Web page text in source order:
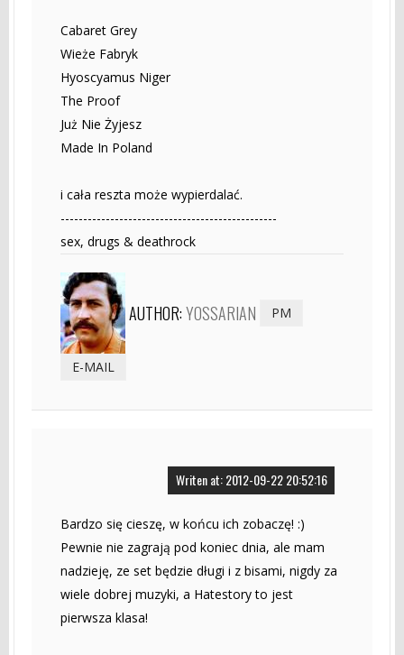
Cabaret Grey
Wieże Fabryk
Hyoscyamus Niger
The Proof
Już Nie Żyjesz
Made In Poland
i cała reszta może wypierdalać.
------------------------------------------------
sex, drugs & deathrock
AUTHOR:YOSSARIAN PM
E-MAIL
Writen at: 2012-09-22 20:52:16
Bardzo się cieszę, w końcu ich zobaczę! :)
Pewnie nie zagrają pod koniec dnia, ale mam
nadzieję, ze set będzie długi i z bisami, nigdy za
wiele dobrej muzyki, a Hatestory to jest
pierwsza klasa!